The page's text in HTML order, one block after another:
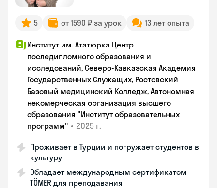
5 от 1590 ₽ за урок 13 лет опыта
Институт им. Ататюрка Центр
последипломного образования и
исследований, Северо-Кавказская Академия
Государственных Служащих, Ростовский
Базовый медицинский Колледж, Автономная
некомерческая организация высшего
образования "Институт образовательных
программ" • 2025 г.
Проживает в Турции и погружает студентов в
культуру
Обладает международным сертификатом
TÖMER для преподавания